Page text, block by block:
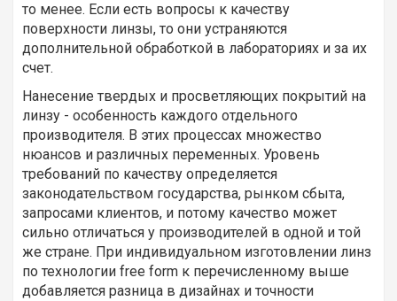
то менее. Если есть вопросы к качеству
поверхности линзы, то они устраняются
дополнительной обработкой в лабораториях и за их
счет.
Нанесение твердых и просветляющих покрытий на
линзу - особенность каждого отдельного
производителя. В этих процессах множество
нюансов и различных переменных. Уровень
требований по качеству определяется
законодательством государства, рынком сбыта,
запросами клиентов, и потому качество может
сильно отличаться у производителей в одной и той
же стране. При индивидуальном изготовлении линз
по технологии free form к перечисленному выше
добавляется разница в дизайнах и точности